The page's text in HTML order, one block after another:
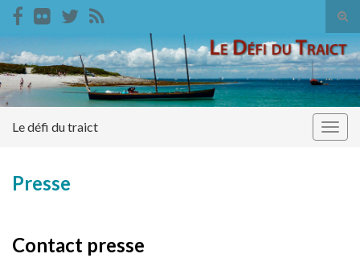
Search for:
Le défi du traict
Presse
Contact presse